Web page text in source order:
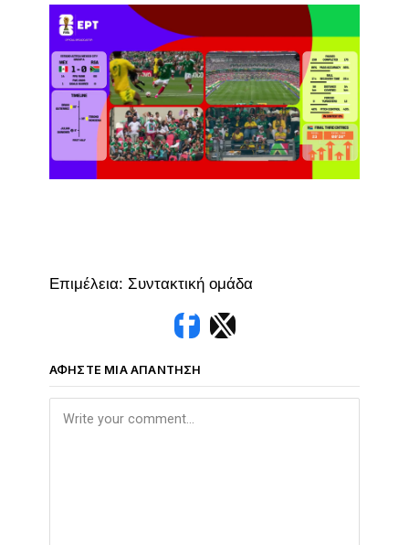
Επιμέλεια: Συντακτική ομάδα
ΑΦΉΣΤΕ ΜΙΑ ΑΠΆΝΤΗΣΗ